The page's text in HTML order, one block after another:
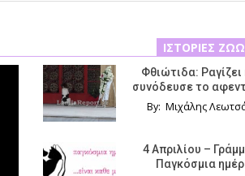
ΙΣΤΟΡΊΕΣ
Φθιώτιδα:
συνόδευσε το
By: Μιχάλης
4 Απριλίου –
Παγκόσμια